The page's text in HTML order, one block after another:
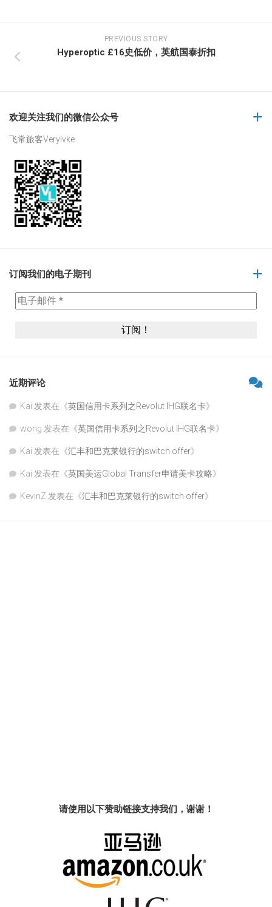
PREVIOUS STORY
Hyperoptic £16史低价，英航国泰折扣
欢迎关注我们的微信公众号
飞常旅客Verylvke
订阅我们的电子期刊
近期评论
Kai 发表在《英国信用卡系列之Revolut IHG联名卡》
wong 发表在《英国信用卡系列之Revolut IHG联名卡》
Kai 发表在《汇丰和巴克莱银行的switch offer》
Kai 发表在《英国美运Global Transfer申请美卡攻略》
KevinZ 发表在《汇丰和巴克莱银行的switch offer》
请使用以下赞助链接支持我们，谢谢！